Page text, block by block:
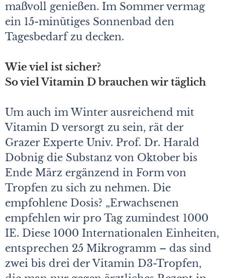
maßvoll genießen. Im Sommer vermag
ein 15-minütiges Sonnenbad den
Tagesbedarf zu decken.
Wie viel ist sicher?
So viel Vitamin D brauchen wir täglich
Um auch im Winter ausreichend mit
Vitamin D versorgt zu sein, rät der
Grazer Experte Univ. Prof. Dr. Harald
Dobnig die Substanz von Oktober bis
Ende März ergänzend in Form von
Tropfen zu sich zu nehmen. Die
empfohlene Dosis? „Erwachsenen
empfehlen wir pro Tag zumindest 1000
IE. Diese 1000 Internationalen Einheiten,
entsprechen 25 Mikrogramm – das sind
zwei bis drei der Vitamin D3-Tropfen,